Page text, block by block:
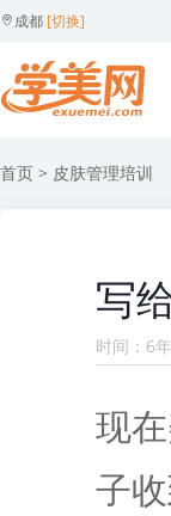
成都 [切换]
首页 > 皮肤管理培训
写
时间：6
现
子